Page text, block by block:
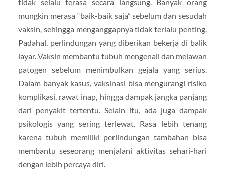
mungkin merasa “baik-baik saja” sebelum dan sesudah
vaksin, sehingga menganggapnya tidak terlalu penting.
Padahal, perlindungan yang diberikan bekerja di balik
layar. Vaksin membantu tubuh mengenali dan melawan
patogen sebelum menimbulkan gejala yang serius.
Dalam banyak kasus, vaksinasi bisa mengurangi risiko
komplikasi, rawat inap, hingga dampak jangka panjang
dari penyakit tertentu. Selain itu, ada juga dampak
psikologis yang sering terlewat. Rasa lebih tenang
karena tubuh memiliki perlindungan tambahan bisa
membantu seseorang menjalani aktivitas sehari-hari
dengan lebih percaya diri.